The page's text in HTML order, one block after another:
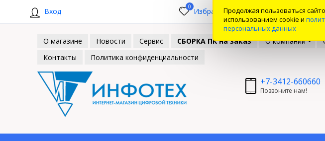
Продолжая пользоваться
использованием cookie и
персональных данных
Вход 0 Избранные товары
О магазине Новости Сервис СБОРКА ПК на заказ О компании
Контакты
Политика конфиденциальности
+7-3412-660660
Позвоните нам!